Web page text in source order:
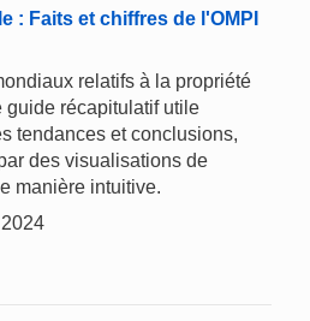
: Faits et chiffres de l'OMPI
relatifs à la propriété
guide récapitulatif utile
tendances et conclusions,
des visualisations de
manière intuitive.